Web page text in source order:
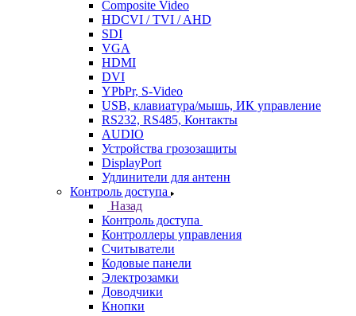
Composite Video
HDCVI / TVI / AHD
SDI
VGA
HDMI
DVI
YPbPr, S-Video
USB, клавиатура/мышь, ИК управление
RS232, RS485, Контакты
AUDIO
Устройства грозозащиты
DisplayPort
Удлинители для антенн
Контроль доступа
Назад
Контроль доступа
Контроллеры управления
Считыватели
Кодовые панели
Электрозамки
Доводчики
Кнопки